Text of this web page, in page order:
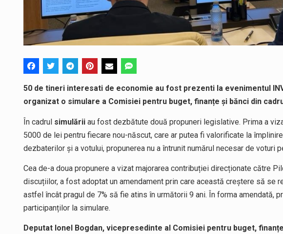
50 de tineri interesati de economie au fost prezenti la evenimentul
organizat o simulare a Comisiei pentru buget, finanțe și bănci din
În cadrul simulării au fost dezbătute două propuneri legislative. Prima a
5000 de lei pentru fiecare nou-născut, care ar putea fi valorificate la
dezbaterilor și a votului, propunerea nu a întrunit numărul necesar de voturi
Cea de-a doua propunere a vizat majorarea contribuției direcționate către
discuțiilor, a fost adoptat un amendament prin care această creștere să se
astfel încât pragul de 7% să fie atins în următorii 9 ani. În forma amendată,
participanților la simulare.
Deputat Ionel Bogdan, vicepresedinte al Comisiei pentru buget,